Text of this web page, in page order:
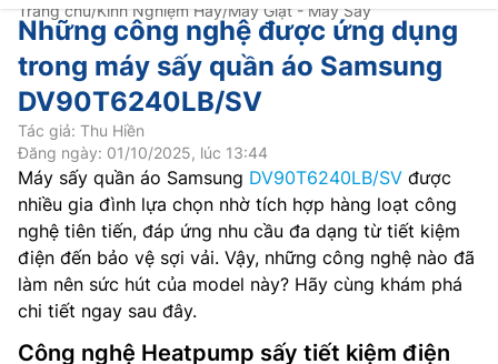
Trang chủ/Kinh Nghiệm Hay/Máy Giặt - Máy Sấy
Những công nghệ được ứng dụng
trong máy sấy quần áo Samsung
DV90T6240LB/SV
Tác giả: Thu Hiền
Đăng ngày: 01/10/2025, lúc 13:44
Máy sấy quần áo Samsung DV90T6240LB/SV được
nhiều gia đình lựa chọn nhờ tích hợp hàng loạt công
nghệ tiên tiến, đáp ứng nhu cầu đa dạng từ tiết kiệm
điện đến bảo vệ sợi vải. Vậy, những công nghệ nào đã
làm nên sức hút của model này? Hãy cùng khám phá
chi tiết ngay sau đây.
Công nghệ Heatpump sấy tiết kiệm điện